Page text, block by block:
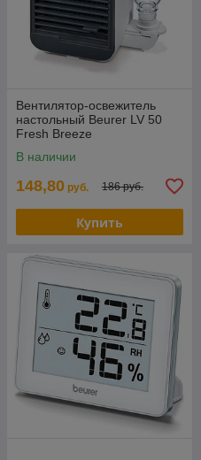
Вентилятор-освежитель
настольный Beurer LV 50
Fresh Breeze
В наличии
148,80 руб. 186 руб.
Купить